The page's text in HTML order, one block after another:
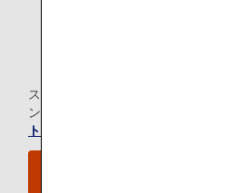
ス・ゴールド」メンバーの場
スター アライアンス有料ラウンジ会
ンジのご利用については、
スター ア
ト